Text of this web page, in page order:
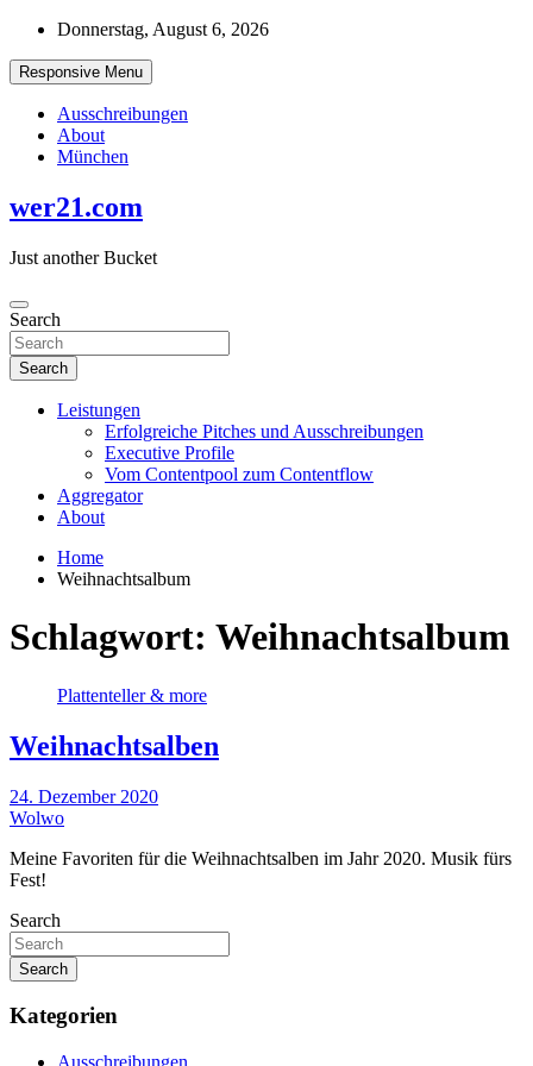
Skip
content
Donnerstag, August 6, 2026
Responsive Menu
Ausschreibungen
About
München
wer21.com
Just another Bucket
Search
Search
Leistungen
Erfolgreiche Pitches und Ausschreibungen
Executive Profile
Vom Contentpool zum Contentflow
Aggregator
About
Home
Weihnachtsalbum
Schlagwort: Weihnachtsalbum
Plattenteller & more
Weihnachtsalben
24. Dezember 2020
Wolwo
Meine Favoriten für die Weihnachtsalben im Jahr 2020. Musik fürs
Fest!
Search
Search
Kategorien
Ausschreibungen